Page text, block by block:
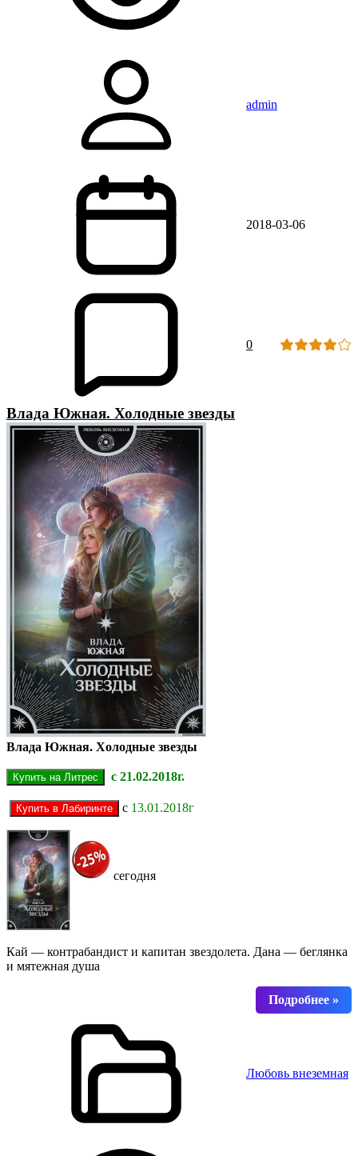
admin
2018-03-06
0
Влада Южная. Холодные звезды
Влада Южная. Холодные звезды
с 21.02.2018г.
с 13.01.2018г
сегодня
Кай — контрабандист и капитан звездолета. Дана — беглянка
и мятежная душа
Любовь внеземная